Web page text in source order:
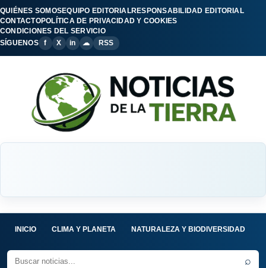
QUIÉNES SOMOSEQUIPO EDITORIALRESPONSABILIDAD EDITORIAL
CONTACTOPOLÍTICA DE PRIVACIDAD Y COOKIES
CONDICIONES DEL SERVICIO
SÍGUENOS
f X in ☁ RSS
INICIO CLIMA Y PLANETA NATURALEZA Y BIODIVERSIDAD
⌕